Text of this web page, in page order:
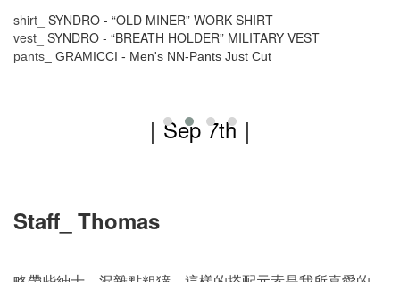
shirt_ SYNDRO - “OLD MINER” WORK SHIRT
vest_ SYNDRO - “BREATH HOLDER” MILITARY VEST
pants_ GRAMICCI - Men's NN-Pants Just Cut
｜Sep 7th ｜
Staff_ Thomas